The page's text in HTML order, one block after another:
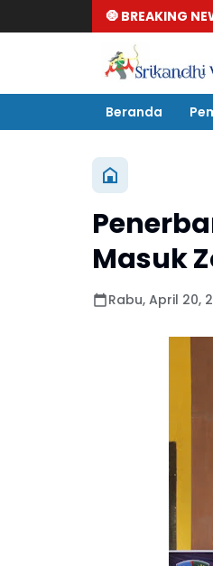
🧿 BREAKING
Beranda
Masuk
Rabu, April 20,